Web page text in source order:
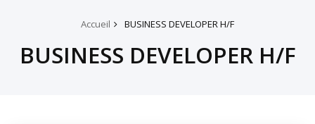
Accueil BUSINESS DEVELOPER H/F
BUSINESS DEVELOPER H/F